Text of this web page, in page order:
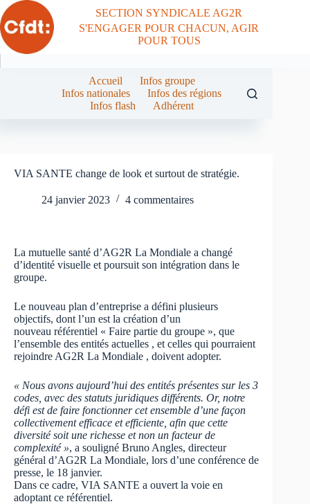
Passer
au
contenu
SECTION SYNDICALE AG2R
S'ENGAGER POUR CHACUN, AGIR
POUR TOUS
Accueil
Infos groupe
Infos nationales
Infos des régions
Infos flash
Adhérent
VIA SANTE change de look et surtout de stratégie.
24 janvier 2023 4 commentaires
La mutuelle santé d’AG2R La Mondiale a changé
d’identité visuelle et poursuit son intégration dans le
groupe.
Le nouveau plan d’entreprise a défini plusieurs
objectifs, dont l’un est la création d’un
nouveau référentiel « Faire partie du groupe », que
l’ensemble des entités actuelles , et celles qui pourraient
rejoindre AG2R La Mondiale , doivent adopter.
« Nous avons aujourd’hui des entités présentes sur les 3
codes, avec des statuts juridiques différents. Or, notre
défi est de faire fonctionner cet ensemble d’une façon
collectivement efficace et efficiente, afin que cette
diversité soit une richesse et non un facteur de
complexité », a souligné Bruno Angles, directeur
général d’AG2R La Mondiale, lors d’une conférence de
presse, le 18 janvier.
Dans ce cadre, VIA SANTE a ouvert la voie en
adoptant ce référentiel.